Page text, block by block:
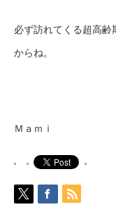
必ず訪れてくる超高齢
からね。
Ｍａｍｉ